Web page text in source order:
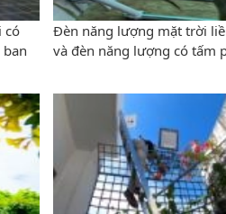
có
Đèn năng lượng mặt trời
và đèn năng lượng có tấm